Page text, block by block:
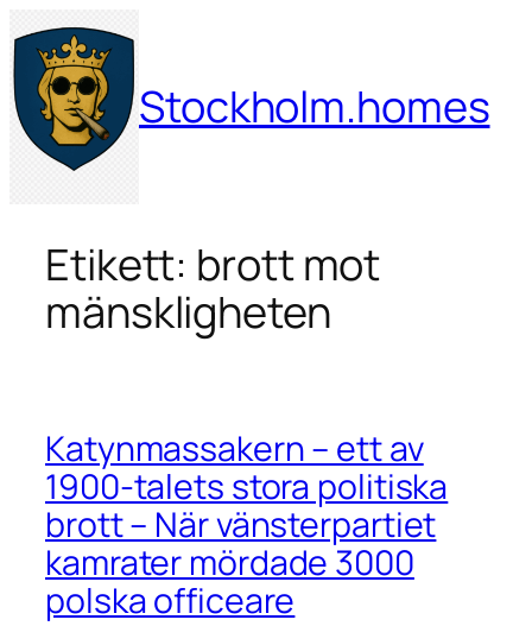
Hoppa
till
innehåll
Stockholm.homes
Etikett: brott mot
mänskligheten
Katynmassakern – ett av
1900-talets stora politiska
brott – När vänsterpartiet
kamrater mördade 3000
polska officeare